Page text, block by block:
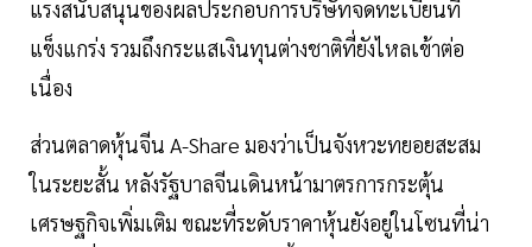
แรงสนับสนุนของผลประกอบการบริษัทจดทะเบียนที่
แข็งแกร่ง รวมถึงกระแสเงินทุนต่างชาติที่ยังไหลเข้าต่อ
เนื่อง
ส่วนตลาดหุ้นจีน A-Share มองว่าเป็นจังหวะทยอยสะสม
ในระยะสั้น หลังรัฐบาลจีนเดินหน้ามาตรการกระตุ้น
เศรษฐกิจเพิ่มเติม ขณะที่ระดับราคาหุ้นยังอยู่ในโซนที่น่า